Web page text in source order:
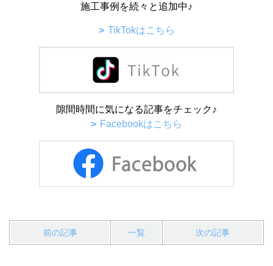
施工事例を続々と追加中♪
TikTokはこちら
隙間時間に気になる記事をチェック♪
Facebookはこちら
前の記事 一覧 次の記事